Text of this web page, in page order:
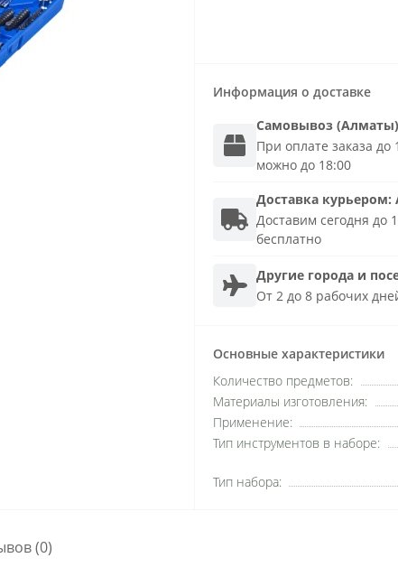
Информация о доставке
Самовывоз (Алматы)
При оплате заказа до
можно до 18:00
Доставка курьером:
Доставим сегодня до
бесплатно
Другие города и
От 2 до 8 рабочих
Основные характеристики
Количество предметов:
Материалы изготовления:
Применение:
Тип инструментов в наборе:
Тип набора:
(0)